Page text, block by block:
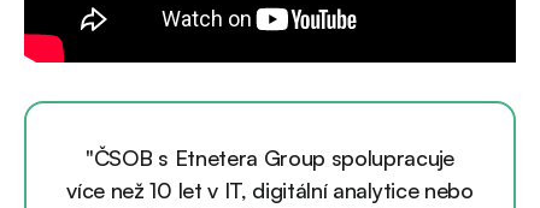
"ČSOB s Etnetera Group spolupracuje
více než 10 let v IT, digitální analytice nebo